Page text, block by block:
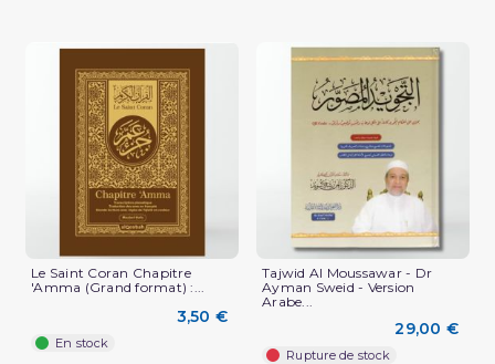
Le Saint Coran Chapitre
'Amma (Grand format) :...
3,50 €
En stock
Tajwid Al Moussawar - Dr
Ayman Sweid - Version
Arabe...
29,00 €
Rupture de stock